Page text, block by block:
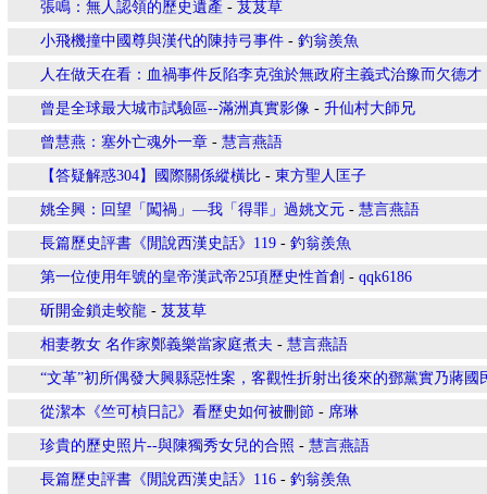
張鳴：無人認領的歷史遺產 - 芨芨草
小飛機撞中國尊與漢代的陳持弓事件 - 釣翁羨魚
人在做天在看：血禍事件反陷李克強於無政府主義式治豫而欠德
曾是全球最大城市試驗區--滿洲真實影像 - 升仙村大師兄
曾慧燕：塞外亡魂外一章 - 慧言燕語
【答疑解惑304】國際關係縱橫比 - 東方聖人匡子
姚全興：回望「闖禍」—我「得罪」過姚文元 - 慧言燕語
長篇歷史評書《閒說西漢史話》119 - 釣翁羨魚
第一位使用年號的皇帝漢武帝25項歷史性首創 - qqk6186
斫開金鎖走蛟龍 - 芨芨草
相妻教女 名作家鄭義樂當家庭煮夫 - 慧言燕語
“文革”初所偶發大興縣惡性案，客觀性折射出後來的鄧黨實乃蔣國
從潔本《竺可楨日記》看歷史如何被刪節 - 席琳
珍貴的歷史照片--與陳獨秀女兒的合照 - 慧言燕語
長篇歷史評書《閒說西漢史話》116 - 釣翁羨魚